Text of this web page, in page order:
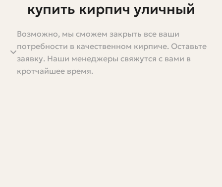
купить кирпич уличный
Если вы читаете эту статью, значит задумались о том,
чтобы купить кирпич уличный для своей дорожки,
забора, террасы или фасада. Это решение часто
оказывается более сложным, чем кажется на первый
Возможно, мы сможем закрыть все ваши
потребности в качественном кирпиче. Оставьте
заявку. Наши менеджеры свяжутся с вами в
кротчайшее время.